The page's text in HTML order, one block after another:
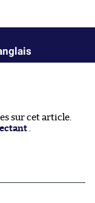
sur cet article.